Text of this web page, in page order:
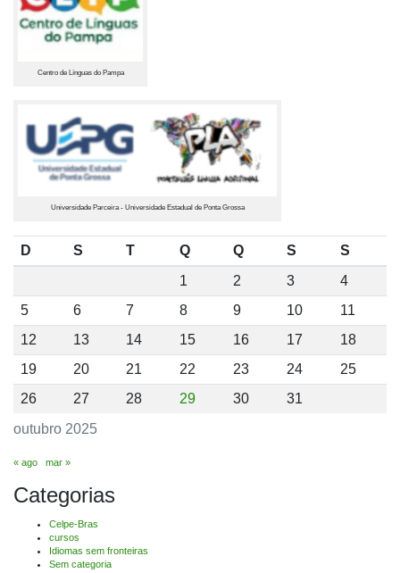
Centro de Línguas do Pampa
Universidade Parceira - Universidade Estadual de Ponta Grossa
outubro 2025
D S T Q Q S
S
1
2 3
4
5
6 7 8 9 10
11
12
13 14 15 16 17
18
19
20 21 22 23 24
25
26
27 28 29 30 31
« ago mar »
Categorias
Celpe-Bras
cursos
Idiomas sem fronteiras
Sem categoria